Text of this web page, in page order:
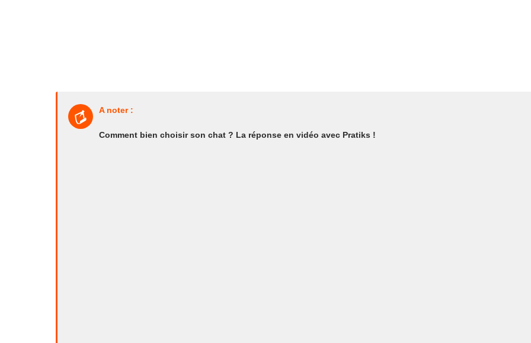
A noter :
Comment bien choisir son chat ? La réponse en vidéo avec Pratiks !